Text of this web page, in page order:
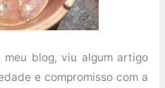
meu blog, viu algum artigo
e compromisso com a